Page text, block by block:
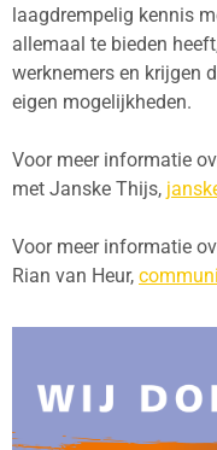
laagdrempelig kennis
allemaal te bieden
werknemers en krijgen
eigen mogelijkheden.
Voor meer informatie
met Janske Thijs,
Voor meer informatie
Rian van Heur,